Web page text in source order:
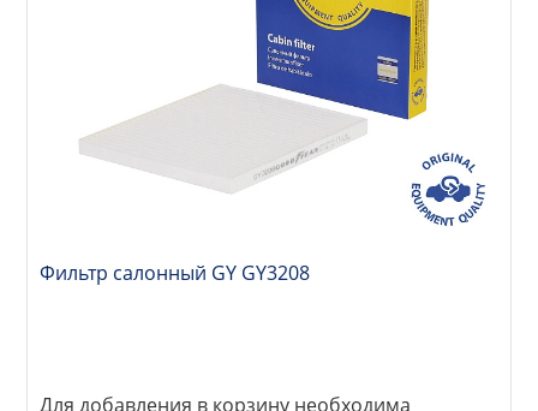
Фильтр салонный GY GY3208
Для добавления в корзину необходима